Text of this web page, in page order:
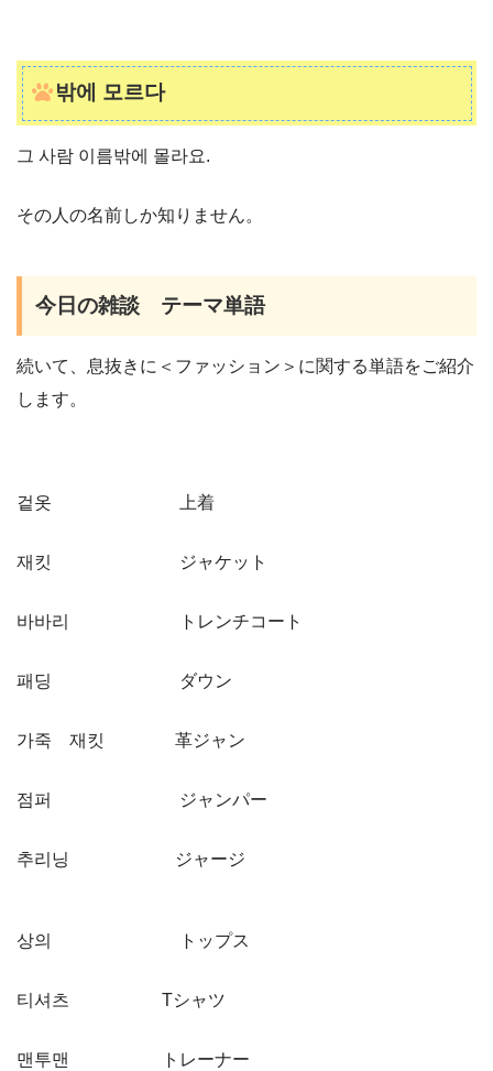
밖에 모르다
그 사람 이름밖에 몰라요.
その人の名前しか知りません。
今日の雑談 テーマ単語
続いて、息抜きに＜ファッション＞に関する単語をご紹介
します。
겉옷 上着
재킷 ジャケット
바바리 トレンチコート
패딩 ダウン
가죽 재킷 革ジャン
점퍼 ジャンパー
추리닝 ジャージ
상의 トップス
티셔츠 Tシャツ
맨투맨 トレーナー